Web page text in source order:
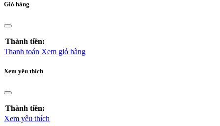
Giỏ hàng
Thành tiền:
Thanh toán Xem giỏ hàng
Xem yêu thích
Thành tiền:
Xem yêu thích